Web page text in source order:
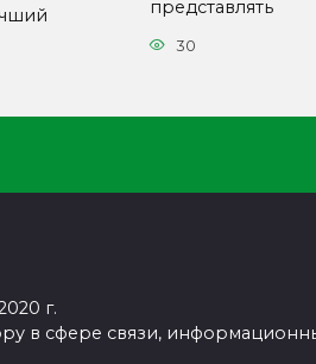
представлять
30
г.
в сфере связи,